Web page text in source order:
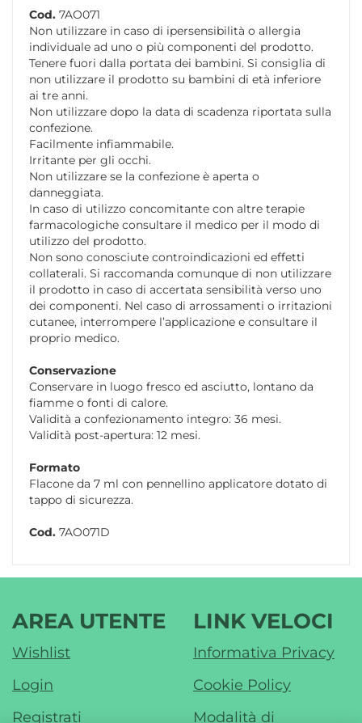
Cod. 7AO071
Non utilizzare in caso di ipersensibilità o allergia
individuale ad uno o più componenti del prodotto.
Tenere fuori dalla portata dei bambini. Si consiglia di
non utilizzare il prodotto su bambini di età inferiore
ai tre anni.
Non utilizzare dopo la data di scadenza riportata sulla
confezione.
Facilmente infiammabile.
Irritante per gli occhi.
Non utilizzare se la confezione è aperta o
danneggiata.
In caso di utilizzo concomitante con altre terapie
farmacologiche consultare il medico per il modo di
utilizzo del prodotto.
Non sono conosciute controindicazioni ed effetti
collaterali. Si raccomanda comunque di non utilizzare
il prodotto in caso di accertata sensibilità verso uno
dei componenti. Nel caso di arrossamenti o irritazioni
cutanee, interrompere l’applicazione e consultare il
proprio medico.
Conservazione
Conservare in luogo fresco ed asciutto, lontano da
fiamme o fonti di calore.
Validità a confezionamento integro: 36 mesi.
Validità post-apertura: 12 mesi.
Formato
Flacone da 7 ml con pennellino applicatore dotato di
tappo di sicurezza.
Cod. 7AO071D
AREA UTENTE
Wishlist
Login
Registrati
LINK VELOCI
Informativa Privacy
Cookie Policy
Modalità di